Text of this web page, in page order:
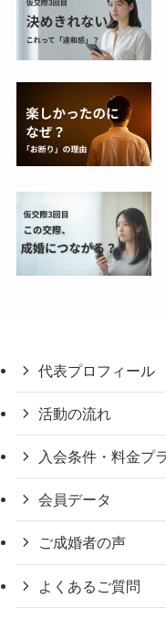
代表プロフィール
活動の流れ
入会条件・料金プ
会員データ
ご成婚者の声
よくあるご質問